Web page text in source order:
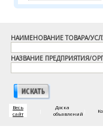
НАИМЕНОВАНИЕ ТОВАРА/
НАЗВАНИЕ ПРЕДПРИЯТИЯ/
Весь
сайт
Доска
объявлений